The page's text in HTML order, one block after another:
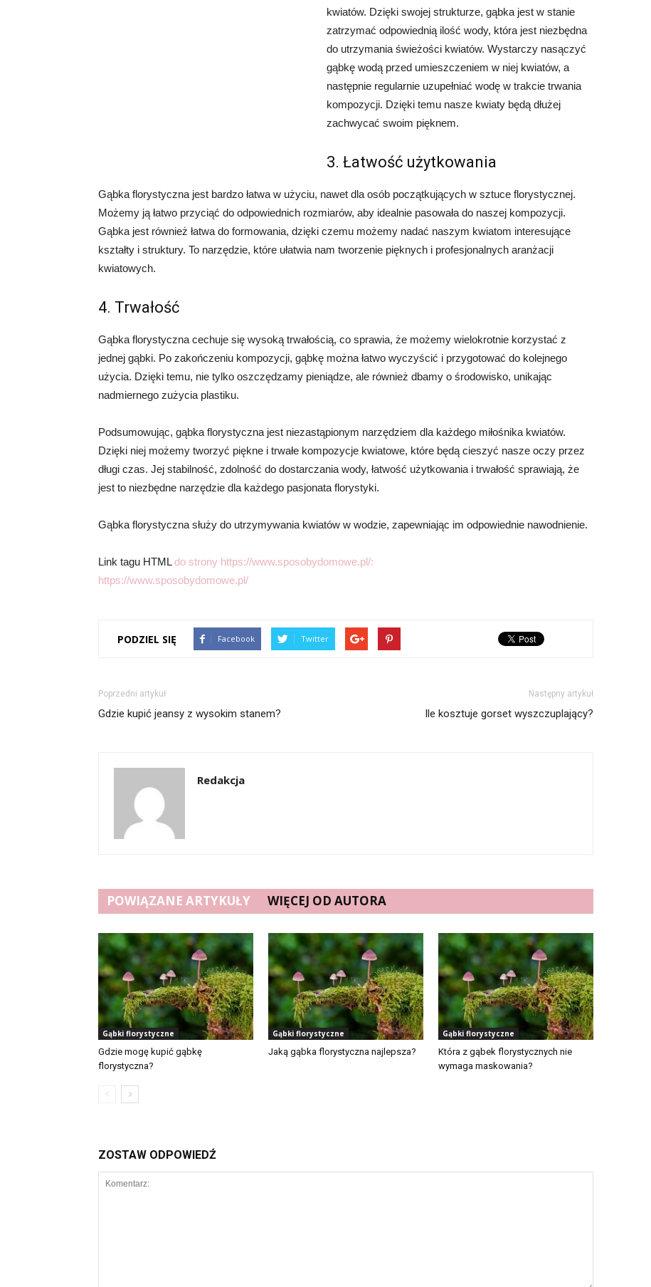
kwiatów. Dzięki swojej strukturze, gąbka jest w stanie
zatrzymać odpowiednią ilość wody, która jest niezbędna
do utrzymania świeżości kwiatów. Wystarczy nasączyć
gąbkę wodą przed umieszczeniem w niej kwiatów, a
następnie regularnie uzupełniać wodę w trakcie trwania
kompozycji. Dzięki temu nasze kwiaty będą dłużej
zachwycać swoim pięknem.
3. Łatwość użytkowania
Gąbka florystyczna jest bardzo łatwa w użyciu, nawet dla osób początkujących w sztuce florystycznej.
Możemy ją łatwo przyciąć do odpowiednich rozmiarów, aby idealnie pasowała do naszej kompozycji.
Gąbka jest również łatwa do formowania, dzięki czemu możemy nadać naszym kwiatom interesujące
kształty i struktury. To narzędzie, które ułatwia nam tworzenie pięknych i profesjonalnych aranżacji
kwiatowych.
4. Trwałość
Gąbka florystyczna cechuje się wysoką trwałością, co sprawia, że możemy wielokrotnie korzystać z
jednej gąbki. Po zakończeniu kompozycji, gąbkę można łatwo wyczyścić i przygotować do kolejnego
użycia. Dzięki temu, nie tylko oszczędzamy pieniądze, ale również dbamy o środowisko, unikając
nadmiernego zużycia plastiku.
Podsumowując, gąbka florystyczna jest niezastąpionym narzędziem dla każdego miłośnika kwiatów.
Dzięki niej możemy tworzyć piękne i trwałe kompozycje kwiatowe, które będą cieszyć nasze oczy przez
długi czas. Jej stabilność, zdolność do dostarczania wody, łatwość użytkowania i trwałość sprawiają, że
jest to niezbędne narzędzie dla każdego pasjonata florystyki.
Gąbka florystyczna służy do utrzymywania kwiatów w wodzie, zapewniając im odpowiednie nawodnienie.
Link tagu HTMLdo strony https://www.sposobydomowe.pl/:
https://www.sposobydomowe.pl/
PODZIEL SIĘ Facebook Twitter
Poprzedni artykuł
Gdzie kupić jeansy z wysokim stanem?
Następny artykuł
Ile kosztuje gorset wyszczuplający?
Redakcja
POWIĄZANE ARTYKUŁY WIĘCEJ OD AUTORA
Gąbki florystyczne
Gdzie mogę kupić gąbkę
florystyczna?
Gąbki florystyczne
Jaką gąbka florystyczna najlepsza?
Gąbki florystyczne
Która z gąbek florystycznych nie
wymaga maskowania?
ZOSTAW ODPOWIEDŹ